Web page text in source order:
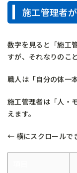
施工管理者
数字を見ると「施工
すが、それなりのこ
職人は「自分の体一
施工管理者は「人・
えます。
← 横にスクロールで